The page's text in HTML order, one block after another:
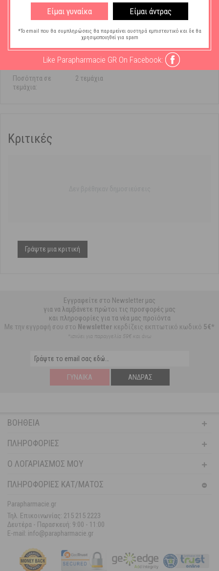
Μάρκα: Elgydium
Προϊόντος:
Τύπος Στοματικού
Προϊόντος:
Ανταλλακτικά
Ποσότητα σε
τεμάχια:
2 τεμάχια
Κριτικές
Γράψτε μια κριτική
Εγγραφείτε στο Newsletter μας
για να λαμβάνετε πρώτοι τις προσφορές μας
και πληροφορίες για τα νέα μας προϊόντα
Με την εγγραφή σου στο Newsletter κερδίζεις εκπτωτικό κωδικό 5€*
*ισχύει για παραγγελία 59€ και άνω
ΓΥΝΑΊΚΑ ΆΝΔΡΑΣ
ΒΟΉΘΕΙΑ
ΠΛΗΡΟΦΟΡΊΕΣ
Ο ΛΟΓΑΡΙΑΣΜΌΣ ΜΟΥ
ΠΛΗΡΟΦΟΡΙΕΣ ΚΑΤ/ΜΑΤΟΣ
Parapharmacie.gr
Τηλ. Επικοινωνίας: 215 215 2223
Δευτέρα - Παρασκευή: 9:00 - 11:00
E-mail: info@parapharmacie.gr
Είμαι γυναίκα Είμαι άντρας
*Το email που θα συμπληρώσεις θα παραμείνει αυστηρά εμπιστευτικό και δε θα
χρησιμοποιηθεί για spam
Like Parapharmacie GR On Facebook: